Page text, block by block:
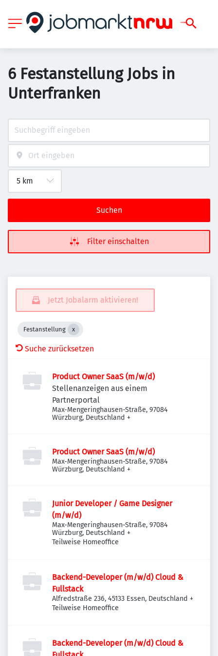
6 Festanstellung Jobs in
Unterfranken
Suchen
Filter einschalten
Jetzt Jobalarm aktivieren!
Festanstellung
Suche zurücksetzen
Product Owner SaaS (m/w/d)
Stellenanzeigen aus einem
Partnerportal
Max-Mengeringhausen-Straße, 97084
Würzburg, Deutschland +
Product Owner SaaS (m/w/d)
Max-Mengeringhausen-Straße, 97084
Würzburg, Deutschland +
Junior Developer / Game Designer
(m/w/d)
Max-Mengeringhausen-Straße, 97084
Würzburg, Deutschland +
Teilweise Homeoffice
Backend-Developer (m/w/d) Cloud &
Fullstack
Alfredstraße 236, 45133 Essen, Deutschland +
Teilweise Homeoffice
Backend-Developer (m/w/d) Cloud &